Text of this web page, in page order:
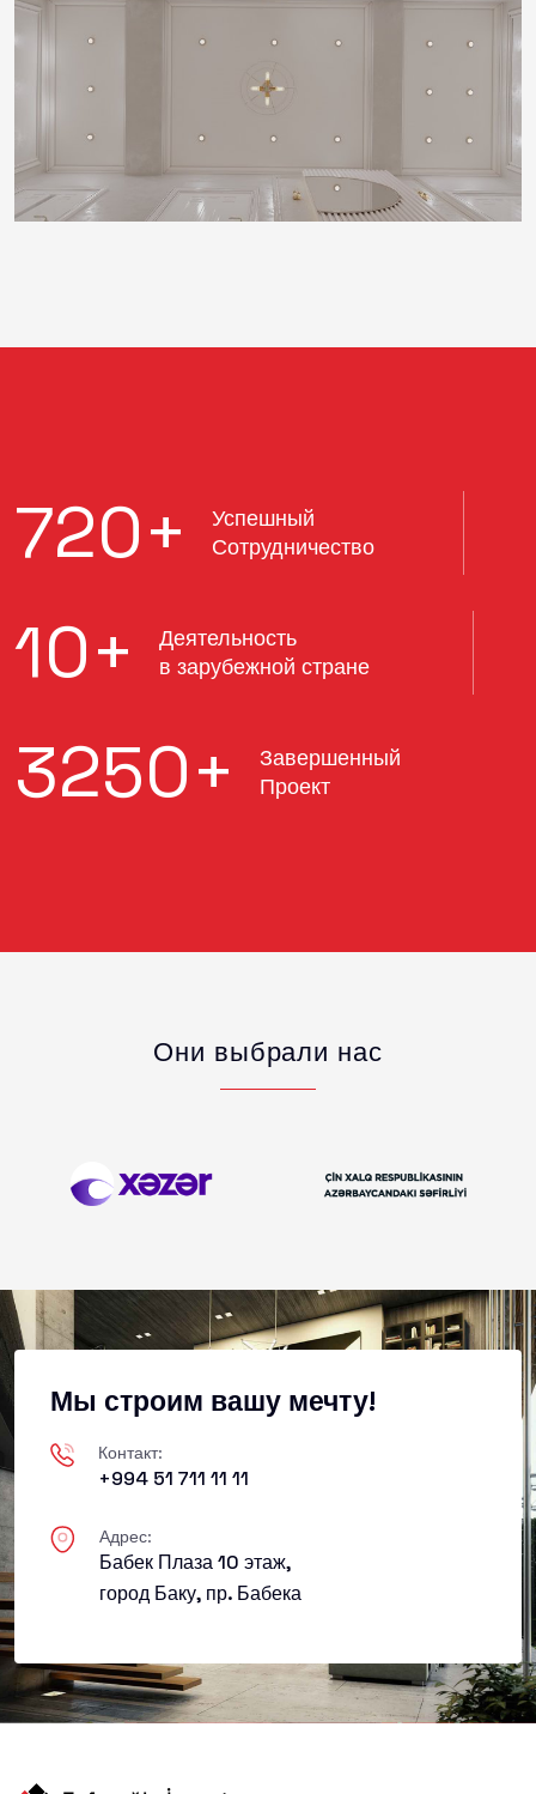
720+
Успешный
Сотрудничество
10+
Деятельность
в зарубежной стране
3250+
Завершенный
Проект
Они выбрали нас
Мы строим вашу мечту!
Контакт:
+994 51 711 11 11
Адрес:
Бабек Плаза 10 этаж,
город Баку, пр. Бабека